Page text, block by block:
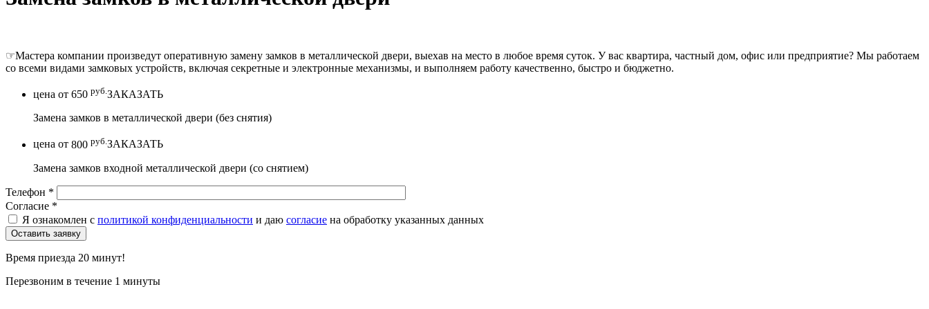
☞Мастера компании произведут оперативную замену замков в металлической двери, выехав на место в любое время суток. У вас квартира, частный дом, офис или предприятие? Мы работаем
со всеми видами замковых устройств, включая секретные и электронные механизмы, и выполняем работу качественно, быстро и бюджетно.
цена от 650 руб. ЗАКАЗАТЬ
Замена замков в металлической двери (без снятия)
цена от 800 руб. ЗАКАЗАТЬ
Замена замков входной металлической двери (со снятием)
Телефон *
Согласие *
Я ознакомлен с политикой конфиденциальности и даю согласие на обработку указанных данных
Время приезда 20 минут!
Перезвоним в течение 1 минуты